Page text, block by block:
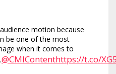
motion because
be one of the most
when it comes to
.@CMIContenthttps://t.co/